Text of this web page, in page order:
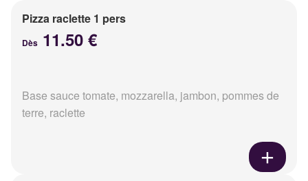
Pizza raclette 1 pers
Dès 11.50 €
Base sauce tomate, mozzarella, jambon, pommes de
terre, raclette